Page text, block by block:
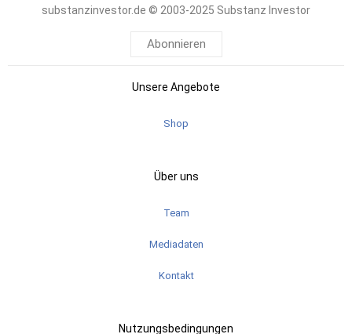
substanzinvestor.de © 2003-2025 Substanz Investor
Abonnieren
Unsere Angebote
Shop
Über uns
Team
Mediadaten
Kontakt
Nutzungsbedingungen